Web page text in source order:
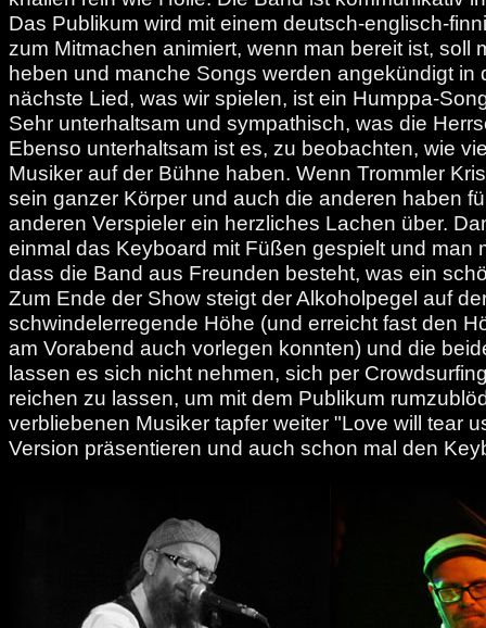
Das Publikum wird mit einem deutsch-englisch-
zum Mitmachen animiert, wenn man bereit ist, soll
heben und manche Songs werden angekündigt in
nächste Lied, was wir spielen, ist ein Humppa-
Sehr unterhaltsam und sympathisch, was die
Ebenso unterhaltsam ist es, zu beobachten, wie
Musiker auf der Bühne haben. Wenn Trommler
sein ganzer Körper und auch die anderen haben
anderen Verspieler ein herzliches Lachen über.
einmal das Keyboard mit Füßen gespielt und man
dass die Band aus Freunden besteht, was ein
Zum Ende der Show steigt der Alkoholpegel auf
schwindelerregende Höhe (und erreicht fast den
am Vorabend auch vorlegen konnten) und die
lassen es sich nicht nehmen, sich per
reichen zu lassen, um mit dem Publikum
verbliebenen Musiker tapfer weiter "Love will tear
Version präsentieren und auch schon mal den